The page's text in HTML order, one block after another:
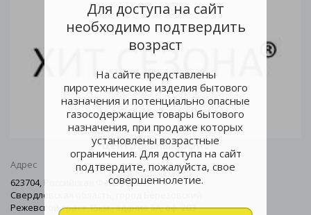
Для доступа на сайт
необходимо подтвердить
возраст
На сайте представлены
пиротехнические изделия бытового
назначения и потенциально опасные
газосодержащие товары бытового
назначения, при продаже которых
установлены возрастные
ограничения. Для доступа на сайт
подтвердите, пожалуйста, свое
совершеннолетие.
Центральный офис
Адрес
623704, Российская Федерация,
Свердловская область, город Березовский
Режевской тракт 15км., здание 5А, оф. 203